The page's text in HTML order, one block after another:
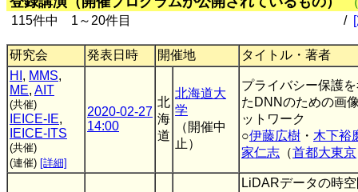
115件中 1～20件目
/
研究会 発表日時 開催地
タイトル・著者
HI , MMS,
ME, AIT
(共催)
IEICE-IE,
IEICE-ITS
(共催)
(連催) [詳細]
2020-02-27
14:00
北
海
道
北海道大
学
（開催中
止）
プライバシー保護
たDNNのための画
ットワーク
○伊藤広樹 ・ 木下裕
家仁志 （首都大東京
LiDARデータの時